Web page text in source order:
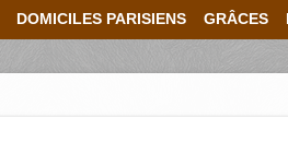
DOMICILES PARISIENS GRÂCES